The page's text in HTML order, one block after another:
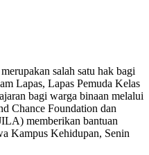
salah satu hak bagi
Lapas, Lapas Pemuda Kelas
bagi warga binaan melalui
Chance Foundation dan
memberikan bantuan
Kampus Kehidupan, Senin